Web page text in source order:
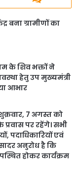
बना ग्रामीणों का
के शिव भक्तों ने
हेतु उप मुख्यमंत्री
आभार
7 अगस्त को
प्रवास पर रहेंगे। सभी
पदाधिकारियों एवं
अनुरोध है कि
होकर कार्यक्रम